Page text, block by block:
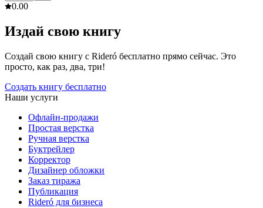
0.00
Издай свою книгу
Создай свою книгу с Rideró бесплатно прямо сейчас. Это
просто, как раз, два, три!
Создать книгу бесплатно
Наши услуги
Офлайн-продажи
Простая верстка
Ручная верстка
Буктрейлер
Корректор
Дизайнер обложки
Заказ тиража
Публикация
Rideró для бизнеса